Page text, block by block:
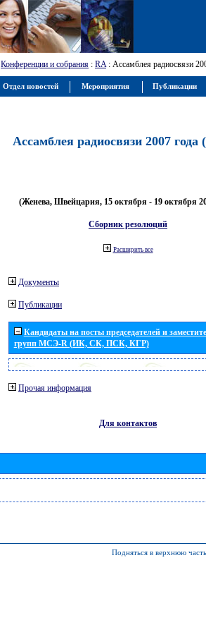
Конференции и собрания : RA: Ассамблея радиосвязи
Ассамблея радиосвязи 2007 года
(Женева, Швейцария, 15 октября - 19 октября
Сборник резолюций
Расширить все
Документы
Публикации
Кандидаты на посты председателей и
групп МСЭ-R (ИК, СК, ПСК, КГР)
Прочая информация
Для контактов
Подняться в верхнюю часть
Отдел новостей Мероприятия Публикации